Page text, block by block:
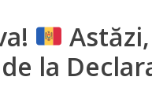
la